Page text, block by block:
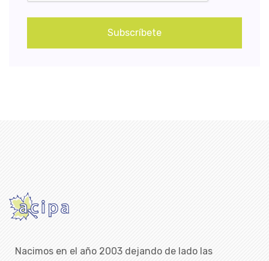
Subscríbete
Nacimos en el año 2003 dejando de lado las